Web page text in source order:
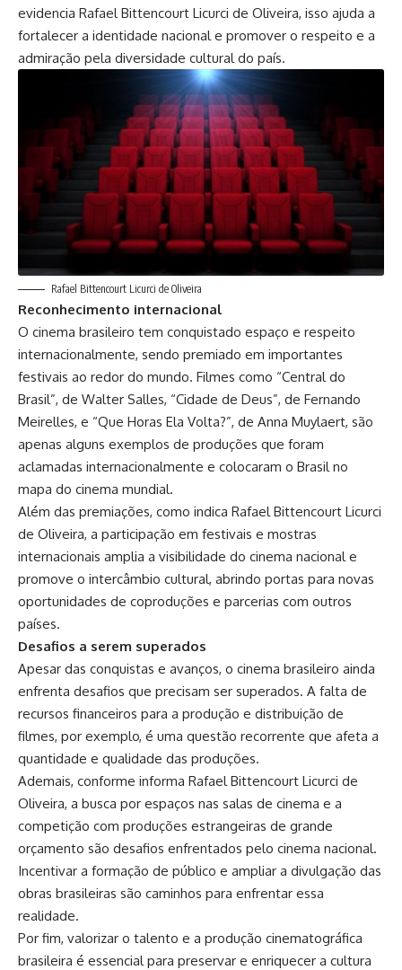
evidencia Rafael Bittencourt Licurci de Oliveira, isso ajuda a
fortalecer a identidade nacional e promover o respeito e a
admiração pela diversidade cultural do país.
Rafael Bittencourt Licurci de Oliveira
Reconhecimento internacional
O cinema brasileiro tem conquistado espaço e respeito
internacionalmente, sendo premiado em importantes
festivais ao redor do mundo. Filmes como “Central do
Brasil”, de Walter Salles, “Cidade de Deus”, de Fernando
Meirelles, e “Que Horas Ela Volta?”, de Anna Muylaert, são
apenas alguns exemplos de produções que foram
aclamadas internacionalmente e colocaram o Brasil no
mapa do cinema mundial.
Além das premiações, como indica Rafael Bittencourt Licurci
de Oliveira, a participação em festivais e mostras
internacionais amplia a visibilidade do cinema nacional e
promove o intercâmbio cultural, abrindo portas para novas
oportunidades de coproduções e parcerias com outros
países.
Desafios a serem superados
Apesar das conquistas e avanços, o cinema brasileiro ainda
enfrenta desafios que precisam ser superados. A falta de
recursos financeiros para a produção e distribuição de
filmes, por exemplo, é uma questão recorrente que afeta a
quantidade e qualidade das produções.
Ademais, conforme informa Rafael Bittencourt Licurci de
Oliveira, a busca por espaços nas salas de cinema e a
competição com produções estrangeiras de grande
orçamento são desafios enfrentados pelo cinema nacional.
Incentivar a formação de público e ampliar a divulgação das
obras brasileiras são caminhos para enfrentar essa
realidade.
Por fim, valorizar o talento e a produção cinematográfica
brasileira é essencial para preservar e enriquecer a cultura